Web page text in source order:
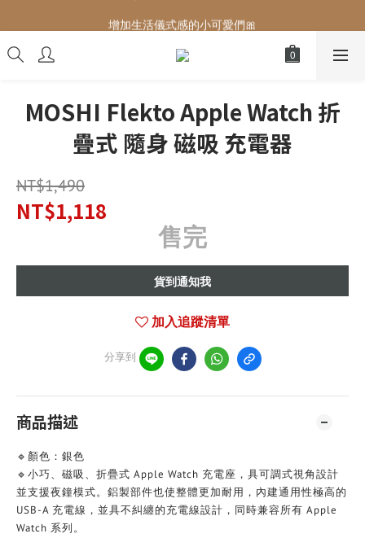
增加生活儀式感的小可愛們🎀
增加生活儀式感的小可愛們🎀
最後現貨‼️這價格不需要再解釋🔥
MOSHI Flekto Apple Watch 折
疊式 隨身 磁吸 充電器
NT$1,490
NT$1,118
售完
貨到通知我
加入追蹤清單
分享到
商品描述
🔹顏色：銀色
🔹小巧、磁吸、折疊式 Apple Watch 充電座，具可調式視角設計
並支援夜鐘模式。鋁製部件也使整體更加耐用，內建通用性極高的
USB-A 充電線，並具不糾纏的充電線設計，同時兼容所有 Apple
Watch 系列。